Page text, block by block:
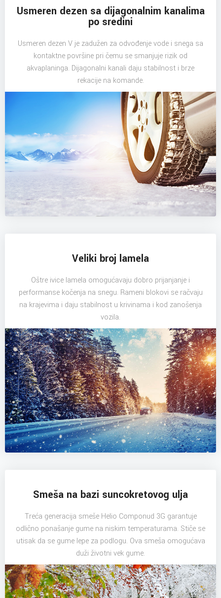
Usmeren dezen sa dijagonalnim kanalima
po sredini
Usmeren dezen V je zadužen za odvođenje vode i snega sa
kontaktne površine pri čemu se smanjuje rizik od
akvaplaninga. Dijagonalni kanali daju stabilnost i brze
rekacije na komande.
Veliki broj lamela
Oštre ivice lamela omogućavaju dobro prijanjanje i
performanse kočenja na snegu. Rameni blokovi se račvaju
na krajevima i daju stabilnost u krivinama i kod zanošenja
vozila.
Smeša na bazi suncokretovog ulja
Treća generacija smeše Helio Componud 3G garantuje
odlično ponašanje gume na niskim temperaturama. Stiče se
utisak da se gume lepe za podlogu. Ova smeša omogućava
duži životni vek gume.